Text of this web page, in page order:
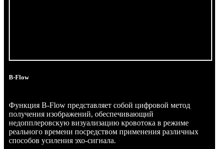
B-Flow
Функция B-Flow представляет собой цифровой метод
получения изображений, обеспечивающий
недопплеровскую визуализацию кровотока в режиме
реального времени посредством применения различных
способов усиления эхо-сигнала.